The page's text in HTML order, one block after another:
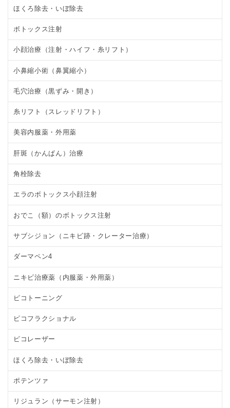
ほくろ除去・いぼ除去
ボトックス注射
小顔治療（注射・ハイフ・糸リフト）
小鼻縮小術（鼻翼縮小）
毛穴治療（黒ずみ・開き）
糸リフト（スレッドリフト）
美容内服薬・外用薬
肝斑（かんぱん）治療
角栓除去
エラのボトックス小顔注射
おでこ（額）のボトックス注射
サブシジョン（ニキビ跡・クレーター治療）
ダーマペン4
ニキビ治療薬（内服薬・外用薬）
ピコトーニング
ピコフラクショナル
ピコレーザー
ほくろ除去・いぼ除去
ポテンツァ
リジュラン（サーモン注射）